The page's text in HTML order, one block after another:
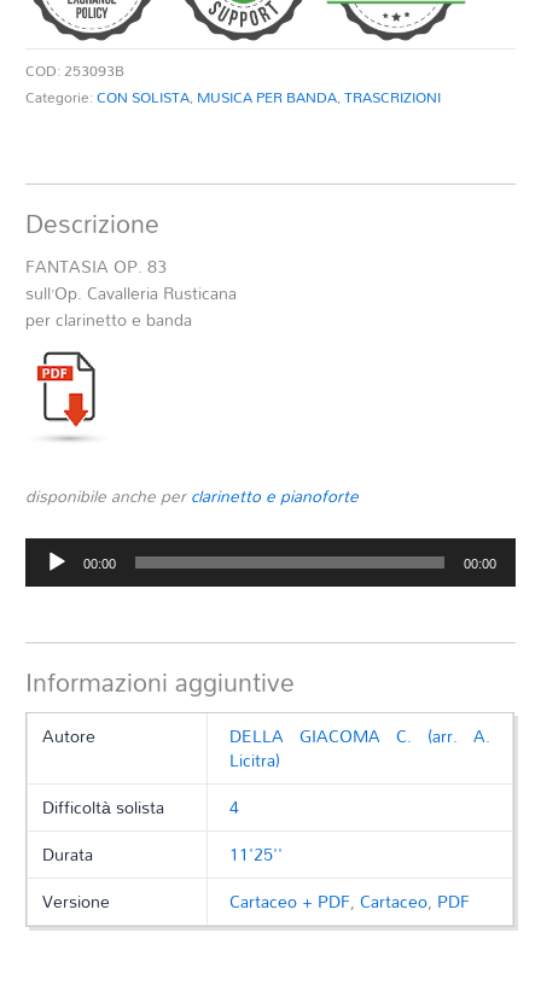
quantità
COD:253093B
Categorie:CON SOLISTA, MUSICA PER BANDA,TRASCRIZIONI
Descrizione
FANTASIA OP. 83
sull’Op. Cavalleria Rusticana
per clarinetto e banda
disponibile anche perclarinetto e pianoforte
Audio
Player
00:00 00:00
Informazioni aggiuntive
Autore DELLA GIACOMA C. (arr. A.
Licitra)
Difficoltà solista
4
Durata
11'25''
Versione
Cartaceo + PDF,Cartaceo, PDF